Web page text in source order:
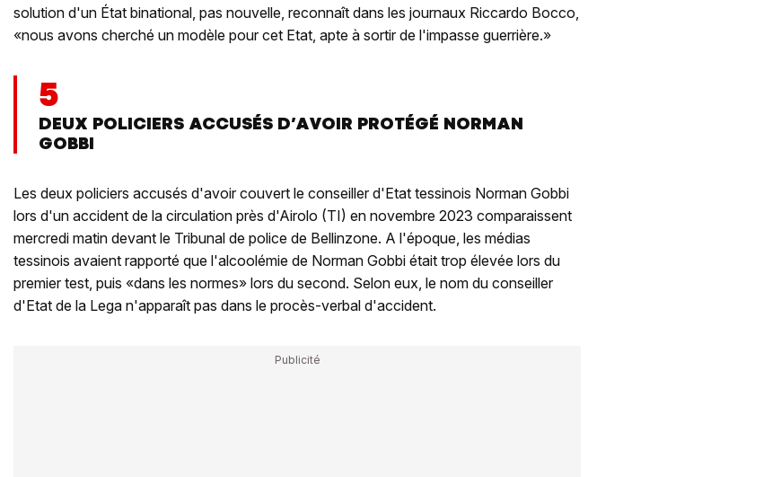
solution d'un État binational, pas nouvelle, reconnaît dans les journaux Riccardo Bocco,
«nous avons cherché un modèle pour cet Etat, apte à sortir de l'impasse guerrière.»
5
DEUX POLICIERS ACCUSÉS D’AVOIR PROTÉGÉ NORMAN
GOBBI
Les deux policiers accusés d'avoir couvert le conseiller d'Etat tessinois Norman Gobbi
lors d'un accident de la circulation près d'Airolo (TI) en novembre 2023 comparaissent
mercredi matin devant le Tribunal de police de Bellinzone. A l'époque, les médias
tessinois avaient rapporté que l'alcoolémie de Norman Gobbi était trop élevée lors du
premier test, puis «dans les normes» lors du second. Selon eux, le nom du conseiller
d'Etat de la Lega n'apparaît pas dans le procès-verbal d'accident.